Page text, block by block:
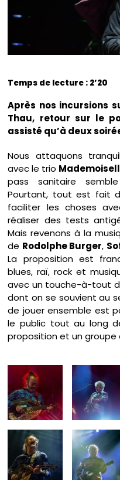
Temps de lecture : 2’20
Après nos incursions
Thau, retour sur le
assisté qu’à deux
Nous attaquons
avec le trio
pass sanitaire
Pourtant, tout est fait
faciliter les choses
réaliser des tests
Mais revenons à la
de Rodolphe Burger,
La proposition est
blues, raï, rock et
avec un touche-à-tout
dont on se souvient au
de jouer ensemble est
le public tout au long
proposition et un groupe